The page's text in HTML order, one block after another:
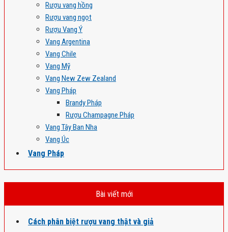
Rượu vang hồng
Rượu vang ngọt
Rượu Vang Ý
Vang Argentina
Vang Chile
Vang Mỹ
Vang New Zew Zealand
Vang Pháp
Brandy Pháp
Rượu Champagne Pháp
Vang Tây Ban Nha
Vang Úc
Vang Pháp
Bài viết mới
Cách phân biệt rượu vang thật và giả